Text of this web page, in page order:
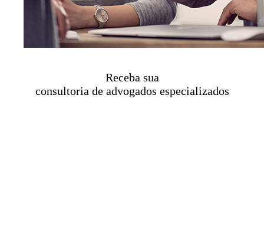
Receba sua
consultoria de advogados especializados